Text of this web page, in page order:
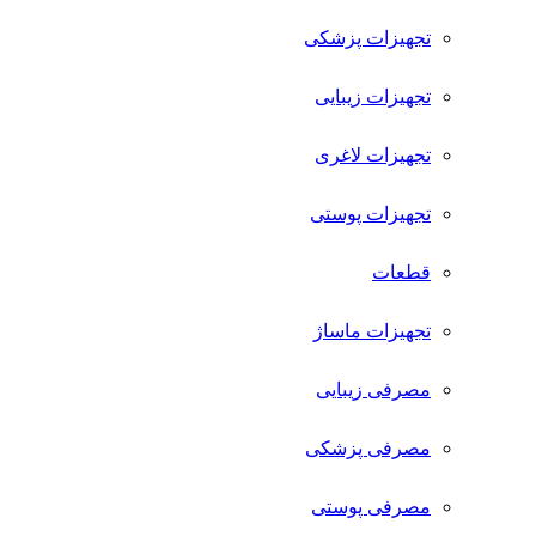
تجهیزات پزشکی
تجهیزات زیبایی
تجهیزات لاغری
تجهیزات پوستی
قطعات
تجهیزات ماساژ
مصرفی زیبایی
مصرفی پزشکی
مصرفی پوستی